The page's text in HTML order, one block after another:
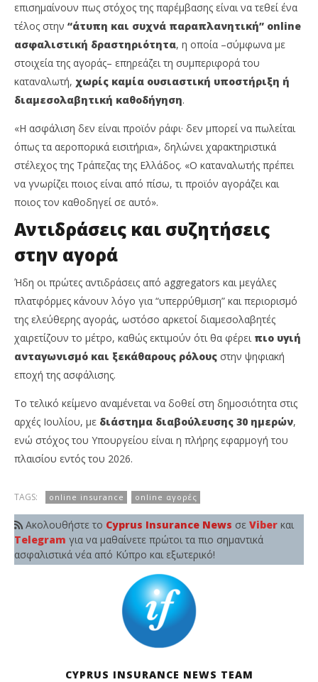
επισημαίνουν πως στόχος της παρέμβασης είναι να τεθεί ένα
τέλος στην “άτυπη και συχνά παραπλανητική” online
ασφαλιστική δραστηριότητα, η οποία –σύμφωνα με
στοιχεία της αγοράς– επηρεάζει τη συμπεριφορά του
καταναλωτή, χωρίς καμία ουσιαστική υποστήριξη ή
διαμεσολαβητική καθοδήγηση.
«Η ασφάλιση δεν είναι προϊόν ράφι· δεν μπορεί να πωλείται
όπως τα αεροπορικά εισιτήρια», δηλώνει χαρακτηριστικά
στέλεχος της Τράπεζας της Ελλάδος. «Ο καταναλωτής πρέπει
να γνωρίζει ποιος είναι από πίσω, τι προϊόν αγοράζει και
ποιος τον καθοδηγεί σε αυτό».
Αντιδράσεις και συζητήσεις
στην αγορά
Ήδη οι πρώτες αντιδράσεις από aggregators και μεγάλες
πλατφόρμες κάνουν λόγο για “υπερρύθμιση” και περιορισμό
της ελεύθερης αγοράς, ωστόσο αρκετοί διαμεσολαβητές
χαιρετίζουν το μέτρο, καθώς εκτιμούν ότι θα φέρει πιο υγιή
ανταγωνισμό και ξεκάθαρους ρόλους στην ψηφιακή
εποχή της ασφάλισης.
Το τελικό κείμενο αναμένεται να δοθεί στη δημοσιότητα στις
αρχές Ιουλίου, με διάστημα διαβούλευσης 30 ημερών,
ενώ στόχος του Υπουργείου είναι η πλήρης εφαρμογή του
πλαισίου εντός του 2026.
TAGS: online insurance online αγορές
Ακολουθήστε το Cyprus Insurance News σε Viber και
Telegram για να μαθαίνετε πρώτοι τα πιο σημαντικά
ασφαλιστικά νέα από Κύπρο και εξωτερικό!
CYPRUS INSURANCE NEWS TEAM